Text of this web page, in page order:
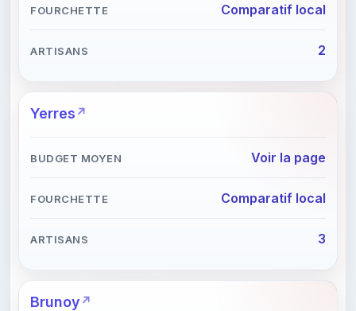
Comparatif local
2
Yerres
Voir la page
Comparatif local
3
Brunoy